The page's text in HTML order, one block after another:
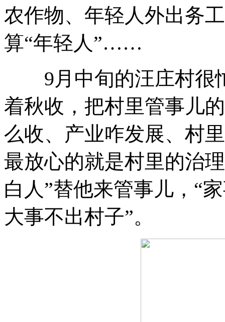
农作物、年轻人外出务工
算“年轻人”……
9月中旬的汪庄村很
着秋收 ， 把村里管事儿
么收、产业咋发展、村
最放心的就是村里的治
白人”替他来管事儿 ， “
大事不出村子”。